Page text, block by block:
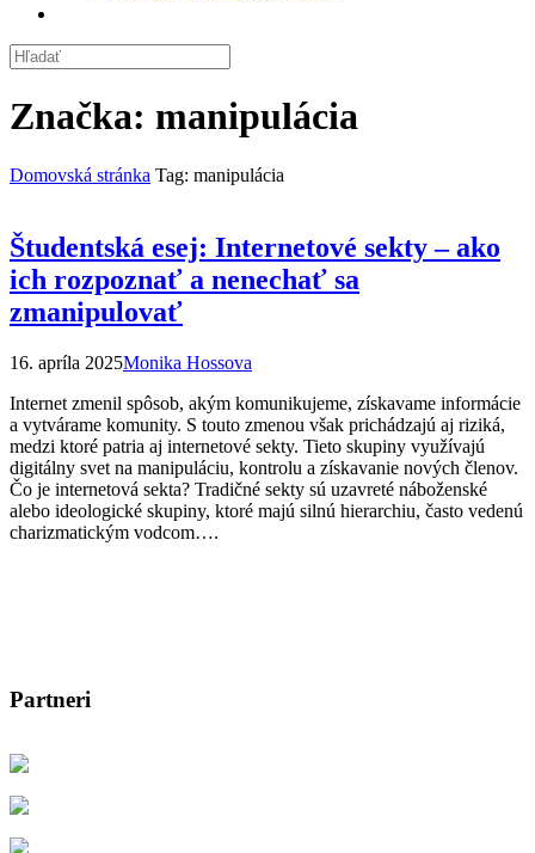
Značka: manipulácia
Domovská stránka Tag: manipulácia
Študentská esej: Internetové sekty – ako
ich rozpoznať a nenechať sa
zmanipulovať
16. apríla 2025Monika Hossova
Internet zmenil spôsob, akým komunikujeme, získavame informácie
a vytvárame komunity. S touto zmenou však prichádzajú aj riziká,
medzi ktoré patria aj internetové sekty. Tieto skupiny využívajú
digitálny svet na manipuláciu, kontrolu a získavanie nových členov.
Čo je internetová sekta? Tradičné sekty sú uzavreté náboženské
alebo ideologické skupiny, ktoré majú silnú hierarchiu, často vedenú
charizmatickým vodcom….
Partneri